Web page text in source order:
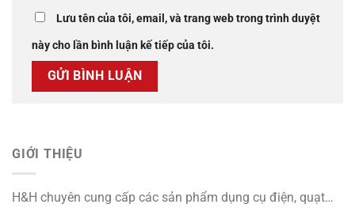
Lưu tên của tôi, email, và trang web trong trình duyệt
này cho lần bình luận kế tiếp của tôi.
GIỚI THIỆU
H&H chuyên cung cấp các sản phẩm dụng cụ điện, quạt…